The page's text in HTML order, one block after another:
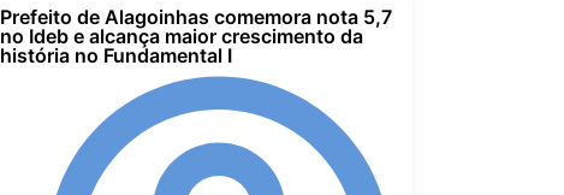
Prefeito de Alagoinhas comemora nota 5,7
no Ideb e alcança maior crescimento da
história no Fundamental I